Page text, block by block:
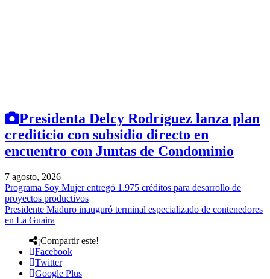
Presidenta Delcy Rodríguez lanza plan
crediticio con subsidio directo en
encuentro con Juntas de Condominio
7 agosto, 2026
Programa Soy Mujer entregó 1.975 créditos para desarrollo de
proyectos productivos
Presidente Maduro inauguró terminal especializado de contenedores
en La Guaira
¡Compartir este!
Facebook
Twitter
Google Plus